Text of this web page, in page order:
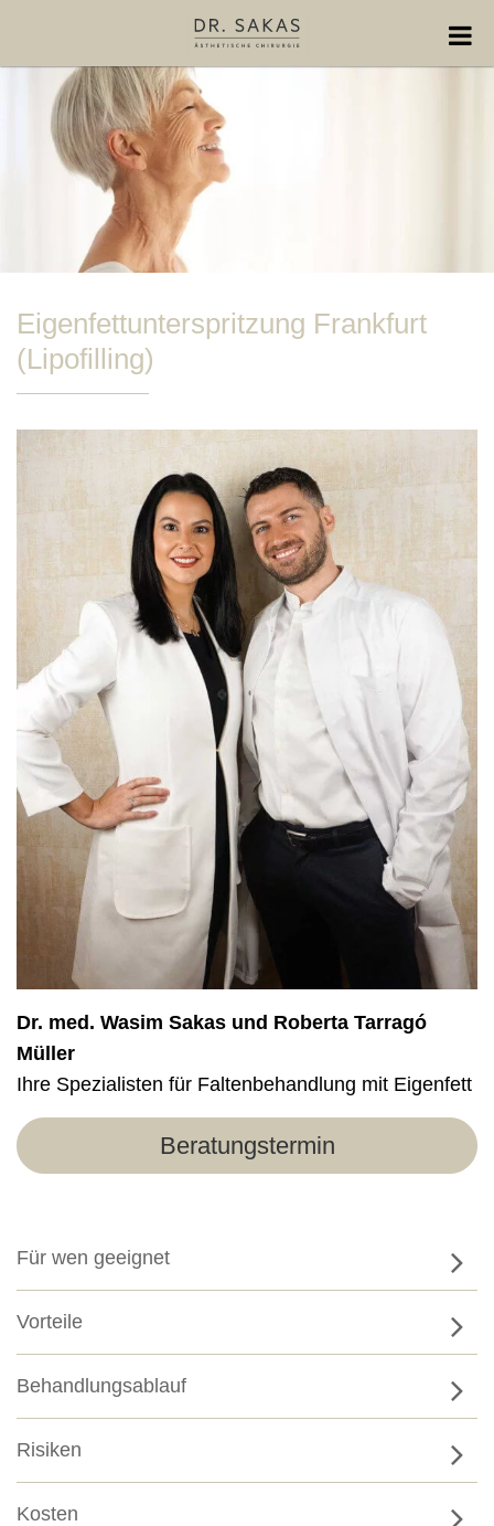
Eigenfettunterspritzung Frankfurt
(Lipofilling)
Dr. med. Wasim Sakas und Roberta Tarragó
Müller
Ihre Spezialisten für Faltenbehandlung mit Eigenfett
Beratungstermin
Für wen geeignet
Vorteile
Behandlungsablauf
Risiken
Kosten